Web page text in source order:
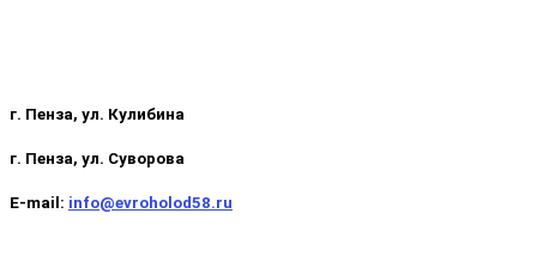
г. Пенза, ул. Кулибина
г. Пенза, ул. Суворова
E-mail: info@evroholod58.ru